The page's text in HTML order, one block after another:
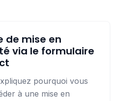
de mise en
via le formulaire
pourquoi vous
à une mise en